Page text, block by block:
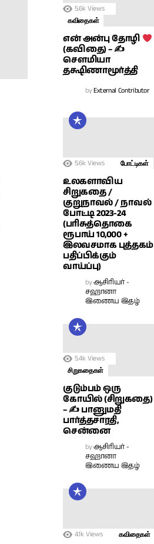
5.6k Views
கவிதைகள்
என் அன்பு தோழி
(கவிதை) – ✍
சௌமியா
தக்ஷிணாமூர்த்தி
byExternal Contributor
5.6k Views போட்டிகள்
உலகளாவிய
சிறுகதை /
குறுநாவல் / நாவல்
போட்டி 2023-24
(பரிசுத்தொகை
ரூபாய் 10,000 +
இலவசமாக புத்தகம்
பதிப்பிக்கும்
வாய்ப்பு)
byஆசிரியர் -
சஹானா
இணைய இதழ்
5.4k Views
சிறுகதைகள்
குடும்பம் ஒரு
கோயில் (சிறுகதை)
– ✍ பானுமதி
பார்த்தசாரதி,
சென்னை
byஆசிரியர் -
சஹானா
இணைய இதழ்
4.1k Views கவிதைகள்